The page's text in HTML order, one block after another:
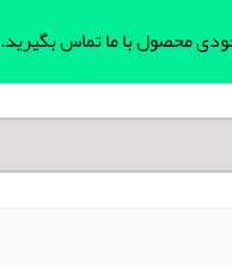
محصول با ما تماس بگیرید.